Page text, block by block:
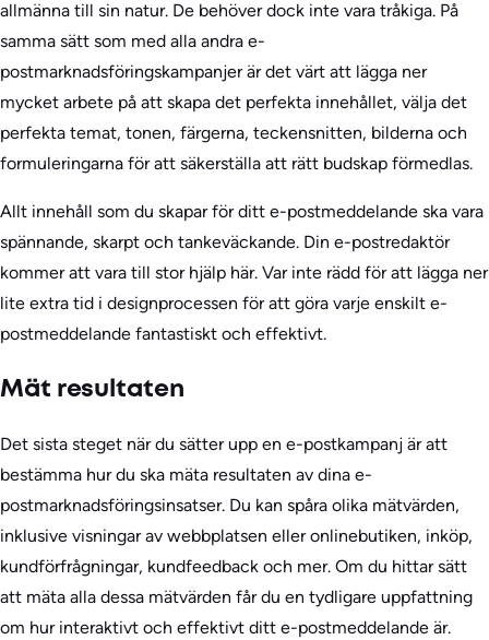
allmänna till sin natur. De behöver dock inte vara tråkiga. På
samma sätt som med alla andra e-
postmarknadsföringskampanjer är det värt att lägga ner
mycket arbete på att skapa det perfekta innehållet, välja det
perfekta temat, tonen, färgerna, teckensnitten, bilderna och
formuleringarna för att säkerställa att rätt budskap förmedlas.
Allt innehåll som du skapar för ditt e-postmeddelande ska vara
spännande, skarpt och tankeväckande. Din e-postredaktör
kommer att vara till stor hjälp här. Var inte rädd för att lägga ner
lite extra tid i designprocessen för att göra varje enskilt e-
postmeddelande fantastiskt och effektivt.
Mät resultaten
Det sista steget när du sätter upp en e-postkampanj är att
bestämma hur du ska mäta resultaten av dina e-
postmarknadsföringsinsatser. Du kan spåra olika mätvärden,
inklusive visningar av webbplatsen eller onlinebutiken, inköp,
kundförfrågningar, kundfeedback och mer. Om du hittar sätt
att mäta alla dessa mätvärden får du en tydligare uppfattning
om hur interaktivt och effektivt ditt e-postmeddelande är.